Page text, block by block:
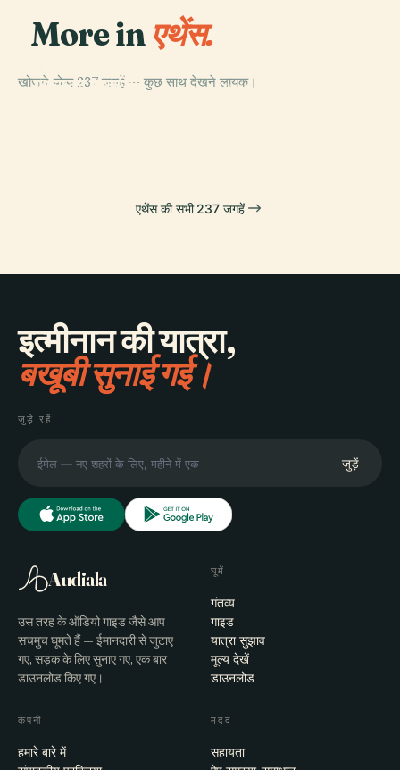
More in एथेंस.
खोजने योग्य 237 जगहें — कुछ साथ देखने लायक।
एथेंस का राष्ट्रीय
PLACE
एथेंस की सभी 237 जगहें
इत्मीनान की यात्रा,
बखूबी सुनाई गई।
जुड़े रहें
जुड़ें
Audiala
उस तरह के ऑडियो गाइड जैसे आप
सचमुच घूमते हैं — ईमानदारी से जुटाए
गए, सड़क के लिए सुनाए गए, एक बार
डाउनलोड किए गए।
घूमें
गंतव्य
गाइड
यात्रा सुझाव
मूल्य देखें
डाउनलोड
कंपनी
हमारे बारे में
मदद
सहायता